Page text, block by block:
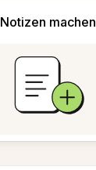
Notizen machen